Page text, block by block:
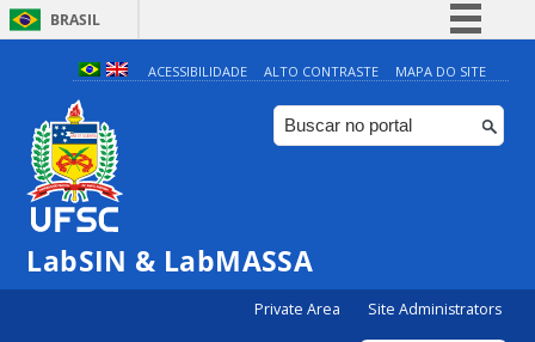
BRASIL
Simplifique!
Comunica BR
Participe
ACESSIBILIDADE ALTO CONTRASTE MAPA DO SITE
LabSIN & LabMASSA
Private Area Site Administrators